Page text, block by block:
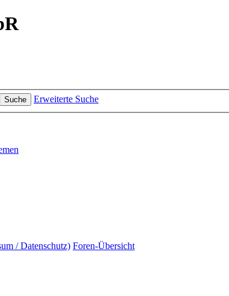
Suche Erweiterte Suche
/ Datenschutz) Foren-Übersicht